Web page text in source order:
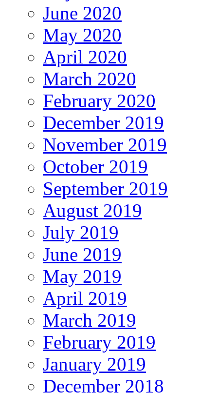
June 2020
May 2020
April 2020
March 2020
February 2020
December 2019
November 2019
October 2019
September 2019
August 2019
July 2019
June 2019
May 2019
April 2019
March 2019
February 2019
January 2019
December 2018